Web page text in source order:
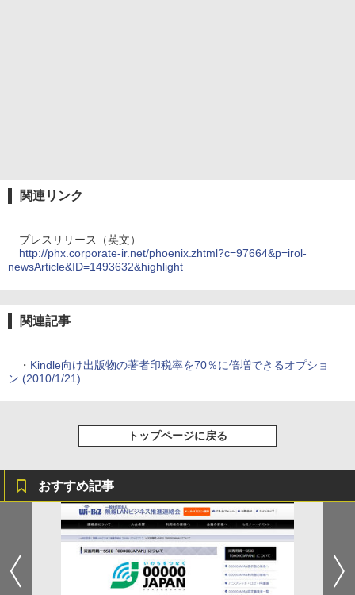
関連リンク
プレスリリース（英文）
http://phx.corporate-ir.net/phoenix.zhtml?c=97664&p=irol-
newsArticle&ID=1493632&highlight
関連記事
・ Kindle向け出版物の著者印税率を70％に倍増できるオプショ
ン (2010/1/21)
トップページに戻る
おすすめ記事